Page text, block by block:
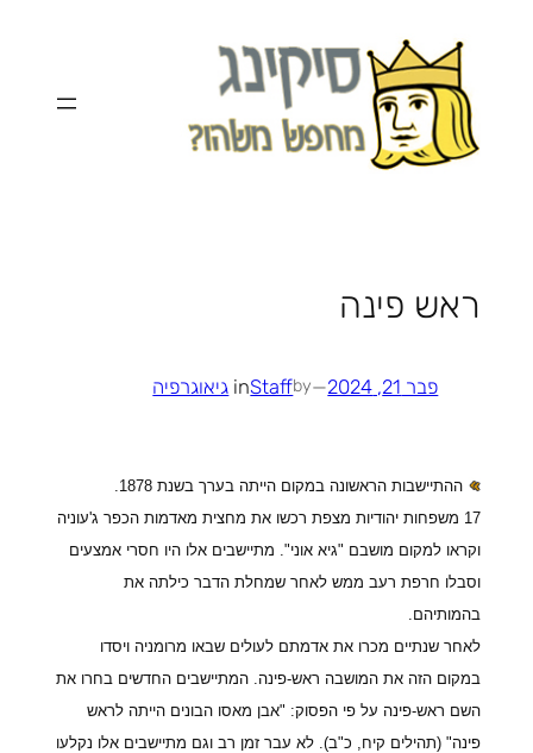
ראש פינה
פבר 21, 2024 —
by
Staff
in גיאוגרפיה
ההתיישבות הראשונה במקום הייתה בערך בשנת 1878.
17 משפחות יהודיות מצפת רכשו את מחצית מאדמות הכפר ג'עוניה
וקראו למקום מושבם "גיא אוני". מתיישבים אלו היו חסרי אמצעים
וסבלו חרפת רעב ממש לאחר שמחלת הדבר כילתה את
בהמותיהם.
לאחר שנתיים מכרו את אדמתם לעולים שבאו מרומניה ויסדו
במקום הזה את המושבה ראש-פינה. המתיישבים החדשים בחרו את
השם ראש-פינה על פי הפסוק: "אבן מאסו הבונים הייתה לראש
פינה" (תהילים קיח, כ"ב). לא עבר זמן רב וגם מתיישבים אלו נקלעו